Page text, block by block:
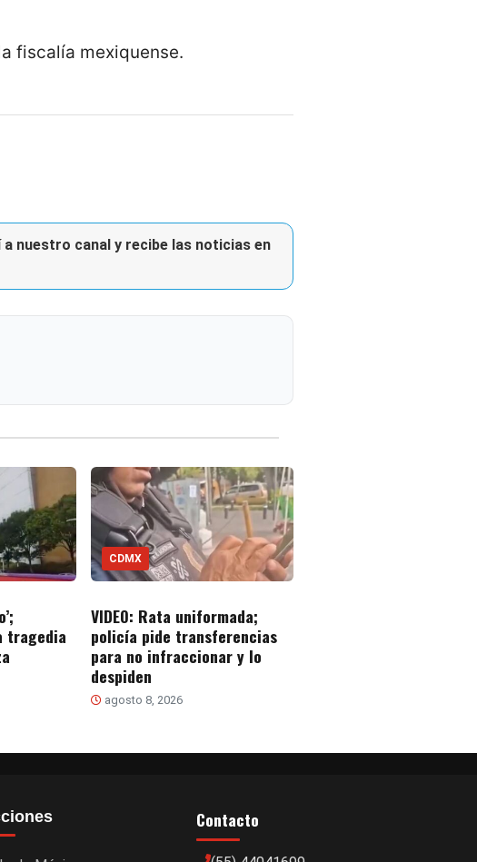
fiscalía mexiquense.
a nuestro canal y recibe las noticias en
tragedia
CDMX
VIDEO: Rata uniformada;
policía pide transferencias
para no infraccionar y lo
despiden
agosto 8, 2026
Contacto